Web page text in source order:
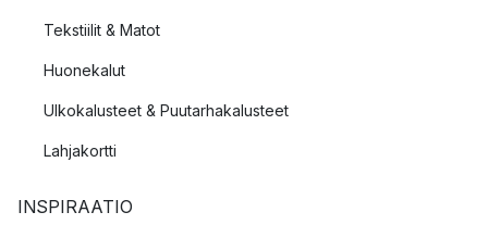
Tekstiilit & Matot
Huonekalut
Ulkokalusteet & Puutarhakalusteet
Lahjakortti
INSPIRAATIO